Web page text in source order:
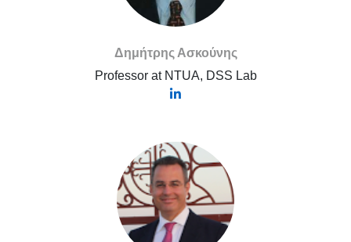
Δημήτρης Ασκούνης
Professor at NTUA, DSS Lab